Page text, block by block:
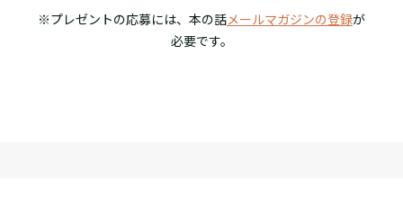
※プレゼントの応募には、本の話メールマガジンの登録が
必要です。